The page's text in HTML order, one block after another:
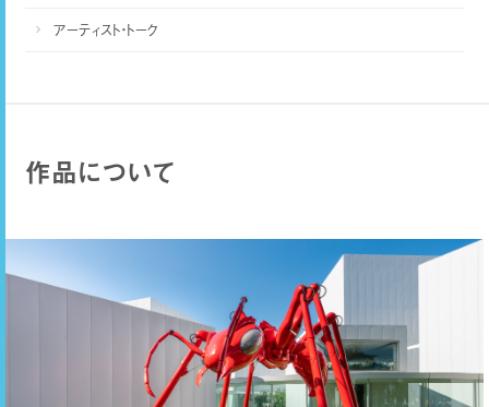
アーティスト・トーク
作品について